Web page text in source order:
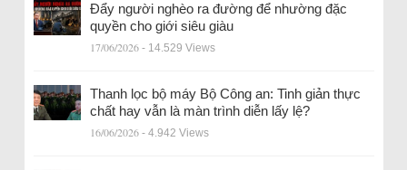
Đẩy người nghèo ra đường để nhường đặc
quyền cho giới siêu giàu
17/06/2026 - 14.529 Views
Thanh lọc bộ máy Bộ Công an: Tinh giản thực
chất hay vẫn là màn trình diễn lấy lệ?
16/06/2026 - 4.942 Views